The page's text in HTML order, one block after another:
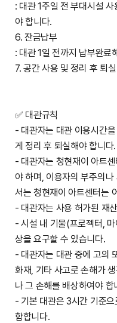
: 대관 1주일 전 부대시설
야 합니다.
6. 잔금납부
: 대관 1일 전까지 납부완료
7. 공간 사용 및 정리 후 퇴실
✅ 대관규칙
- 대관자는 대관 이용시간
게 정리 후 퇴실해야 합니다.
- 대관자는 청현재이 아트
야 하며, 이용자의 부주의
서는 청현재이 아트센터는
- 대관자는 사용 허가된 재
- 시설 내 기물(프로젝터,
상을 요구할 수 있습니다.
- 대관자는 대관 중에 고의
화재, 기타 사고로 손해가
나 그 손해를 배상하여야 합
- 기본 대관은 3시간 기준
함합니다.